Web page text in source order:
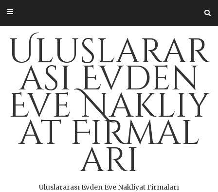
content
Uluslarar
ası Evden
Eve Nakliy
at Firmal
arı
Uluslararası Evden Eve Nakliyat Firmaları